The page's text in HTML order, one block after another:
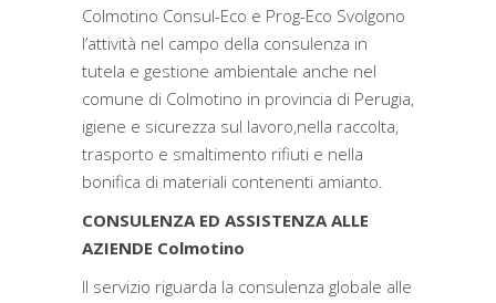
Colmotino Consul-Eco e Prog-Eco Svolgono
l’attività nel campo della consulenza in
tutela e gestione ambientale anche nel
comune di Colmotino in provincia di Perugia,
igiene e sicurezza sul lavoro,nella raccolta,
trasporto e smaltimento rifiuti e nella
bonifica di materiali contenenti amianto.
CONSULENZA ED ASSISTENZA ALLE
AZIENDE Colmotino
Il servizio riguarda la consulenza globale alle